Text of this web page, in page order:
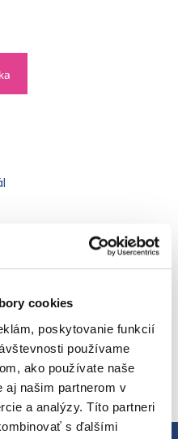
cookies
poskytovanie funkcií
používame
ako používate naše
aj našim partnerom v
a analýzy. Títo partneri
s ďalšími
vo výhodnom balení: 6
metódou z koreňa
obsahom prospešnej
menším než 5. Obsahuje
než obsahuje agávový
studené nápoje, čaj, kávu,
alebo ho môžete použiť
cukru a 45 % menej
sladidlami. Pokrmy
vykazujú výrazne nižšiu